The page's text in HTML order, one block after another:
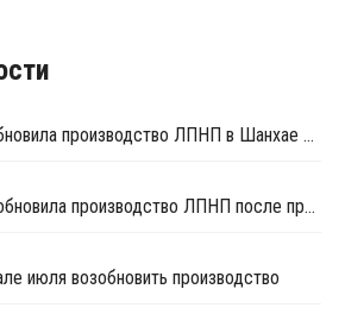
Shanghai Secco возобновила производство ЛПНП в Шанхае после ремонта
Wanhua Chemical возобновила производство ЛПНП после профилактики
июля возобновить производство